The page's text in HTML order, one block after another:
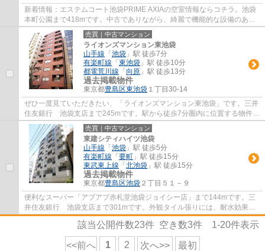
新着情報：エステムコート池袋PRIME AXIAの空室情報ならコチラ。池袋
本町公園まで418mです。中古でありながら、綺麗で機能的な設備のある
マンションです。10階建ての物件で周辺環境も...
売買｜中古マンション
ライオンズマンション東池袋
山手線 「 池袋 」駅 徒歩7分
有楽町線 「 東池袋 」駅 徒歩10分
都電荒川線 「 向原 」駅 徒歩13分
過去掲載物件
東京都豊島区東池袋 １丁目30-14
ぜひ一度見ていただきたい、「ライオンズマンション東池袋」です。三井
住友銀行 池袋支店まで245mです。駅から徒歩7分圏内に位置する物件で
す。12階建ての物件で周辺環境も良いです。...
売買｜中古マンション
東建シティハイツ池袋
山手線 「 池袋 」駅 徒歩5分
有楽町線 「 要町 」駅 徒歩15分
東武東上線 「 北池袋 」駅 徒歩15分
過去掲載物件
東京都豊島区池袋 ２丁目５１－９
便利なスーパー「アブアブ赤札堂池袋ジョイシー店」まで144mです。三
井住友銀行 池袋支店まで301mです。外観タイル張りには、耐水効果が
あるので、とても魅力的です。忙しい方におす...
該当公開件数23件 空き数3件 1-20件表示
<<前へ 1 2 次へ>> 最初